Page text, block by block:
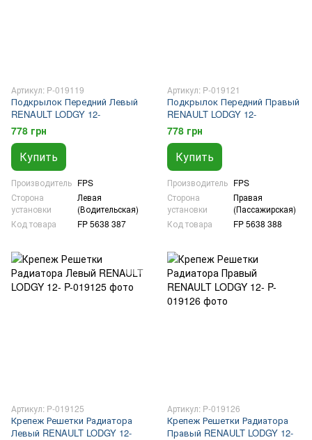
Артикул: P-019119
Подкрылок Передний Левый
RENAULT LODGY 12-
778 грн
Купить
Производитель FPS
Сторона
установки
Левая
(Водительская)
Код товара
FP 5638 387
Артикул: P-019121
Подкрылок Передний Правый
RENAULT LODGY 12-
778 грн
Купить
Производитель FPS
Сторона
установки
Правая
(Пассажирская)
Код товара
FP 5638 388
Артикул: P-019125
Крепеж Решетки Радиатора
Левый RENAULT LODGY 12-
Артикул: P-019126
Крепеж Решетки Радиатора
Правый RENAULT LODGY 12-